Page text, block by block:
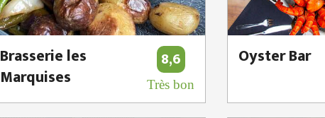
Brasserie les
Marquises
8,6
Très bon
Oyster Bar